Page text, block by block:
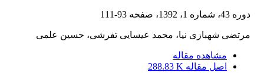
دوره 43، شماره 1، 1392، صفحه 93-111
مرتضی شهبازی نیا، محمد عیسایی تفرشی، حسین علمی
مشاهده مقاله
اصل مقاله 288.83 K